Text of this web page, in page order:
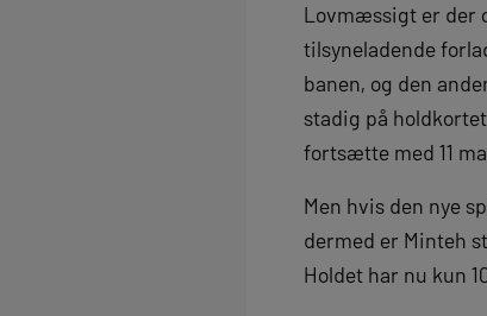
Lovmæssigt er der
tilsyneladende
banen, og den
stadig på
fortsætte med 11
Men hvis den nye
dermed er Minteh
Holdet har nu kun